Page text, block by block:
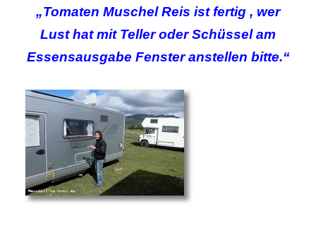
„Tomaten Muschel Reis ist fertig , wer
Lust hat mit Teller oder Schüssel am
Essensausgabe Fenster anstellen bitte.“